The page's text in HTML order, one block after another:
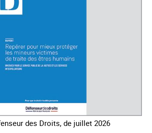
des Droits, de juillet 2026